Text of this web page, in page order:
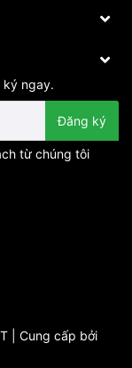
ký ngay.
Đăng ký
từ chúng tôi
| Cung cấp bởi